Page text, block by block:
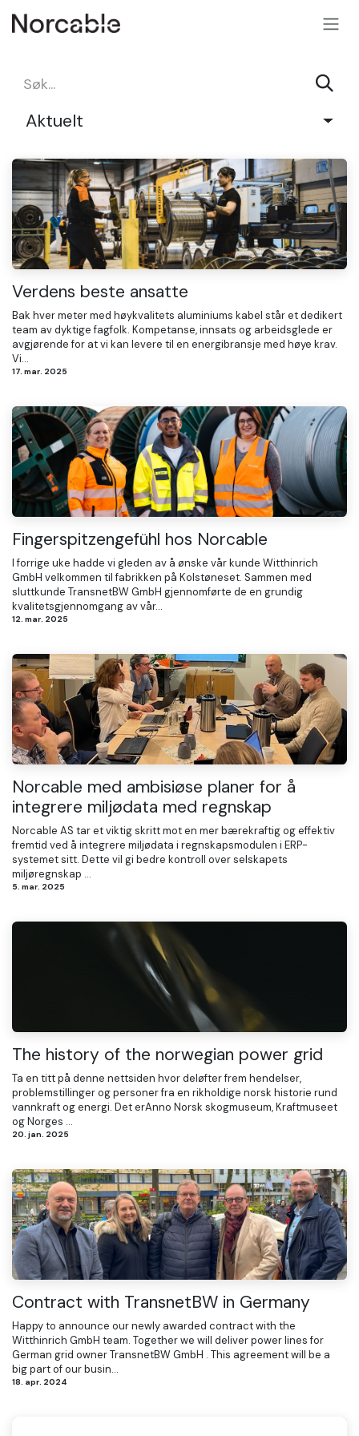
Aktuelt
Verdens beste ansatte
Bak hver meter med høykvalitets aluminiums kabel står et dedikert
team av dyktige fagfolk. Kompetanse, innsats og arbeidsglede er
avgjørende for at vi kan levere til en energibransje med høye krav.
Vi...
17. mar. 2025
Fingerspitzengefühl hos Norcable
I forrige uke hadde vi gleden av å ønske vår kunde Witthinrich
GmbH velkommen til fabrikken på Kolstøneset. Sammen med
sluttkunde TransnetBW GmbH gjennomførte de en grundig
kvalitetsgjennomgang av vår...
12. mar. 2025
Norcable med ambisiøse planer for å
integrere miljødata med regnskap
Norcable AS tar et viktig skritt mot en mer bærekraftig og effektiv
fremtid ved å integrere miljødata i regnskapsmodulen i ERP-
systemet sitt. Dette vil gi bedre kontroll over selskapets
miljøregnskap ...
5. mar. 2025
The history of the norwegian power grid
Ta en titt på denne nettsiden hvor deløfter frem hendelser,
problemstillinger og personer fra en rikholdige norsk historie rund
vannkraft og energi. Det erAnno Norsk skogmuseum, Kraftmuseet
og Norges ...
20. jan. 2025
Contract with TransnetBW in Germany
Happy to announce our newly awarded contract with the
Witthinrich GmbH team. Together we will deliver power lines for
German grid owner TransnetBW GmbH . This agreement will be a
big part of our busin...
18. apr. 2024